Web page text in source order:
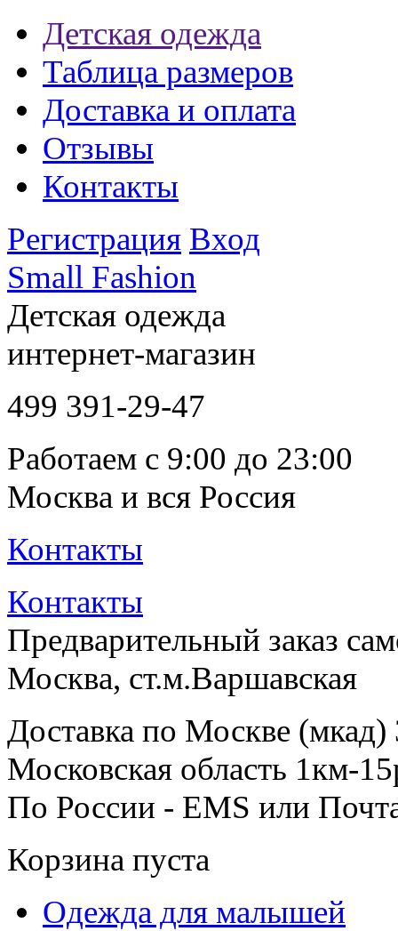
Детская одежда
Таблица размеров
Доставка и оплата
Отзывы
Контакты
Регистрация Вход
Small Fashion
Детская одежда
интернет-магазин
499 391-29-47
Работаем с 9:00 до 23:00
Москва и вся Россия
Контакты
Контакты
Предварительный заказ
Москва, ст.м.Варшавская
Доставка по Москве (мкад)
Московская область 1км-
По России - EMS или
Корзина пуста
Одежда для малышей